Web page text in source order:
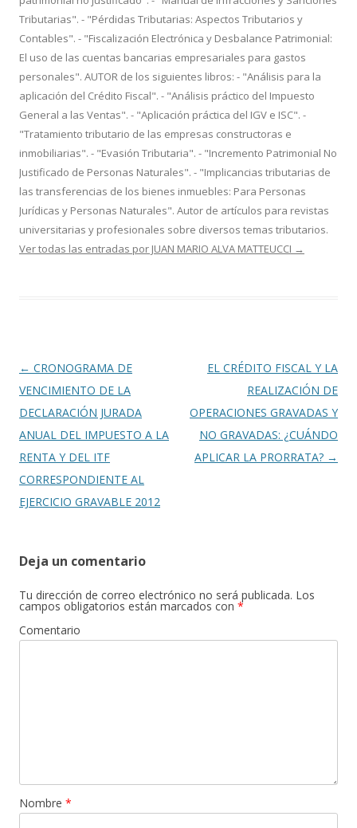
Tributarias". - "Pérdidas Tributarias: Aspectos Tributarios y
Contables". - "Fiscalización Electrónica y Desbalance Patrimonial:
El uso de las cuentas bancarias empresariales para gastos
personales". AUTOR de los siguientes libros: - "Análisis para la
aplicación del Crédito Fiscal". - "Análisis práctico del Impuesto
General a las Ventas". - "Aplicación práctica del IGV e ISC". -
"Tratamiento tributario de las empresas constructoras e
inmobiliarias". - "Evasión Tributaria". - "Incremento Patrimonial No
Justificado de Personas Naturales". - "Implicancias tributarias de
las transferencias de los bienes inmuebles: Para Personas
Jurídicas y Personas Naturales". Autor de artículos para revistas
universitarias y profesionales sobre diversos temas tributarios.
Ver todas las entradas por JUAN MARIO ALVA MATTEUCCI →
Navegación
de
entradas
← CRONOGRAMA DE
VENCIMIENTO DE LA
DECLARACIÓN JURADA
ANUAL DEL IMPUESTO A LA
RENTA Y DEL ITF
CORRESPONDIENTE AL
EJERCICIO GRAVABLE 2012
EL CRÉDITO FISCAL Y LA
REALIZACIÓN DE
OPERACIONES GRAVADAS Y
NO GRAVADAS: ¿CUÁNDO
APLICAR LA PRORRATA? →
Deja un comentario
Tu dirección de correo electrónico no será publicada. Los
campos obligatorios están marcados con *
Comentario
Nombre *